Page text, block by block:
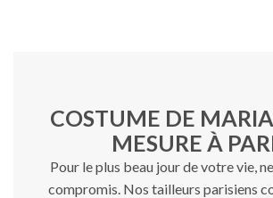
COSTUME DE
MESURE À
Pour le plus beau jour de votre vie,
compromis. Nos tailleurs parisiens